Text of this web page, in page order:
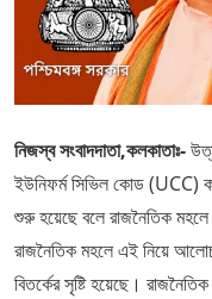
নিজস্ব সংবাদদাতা,কলকাতাঃ-
ইউনিফর্ম সিভিল কোড (UCC)
শুরু হয়েছে বলে রাজনৈতিক
রাজনৈতিক মহলে এই নিয়ে
বিতর্কের সৃষ্টি হয়েছে।